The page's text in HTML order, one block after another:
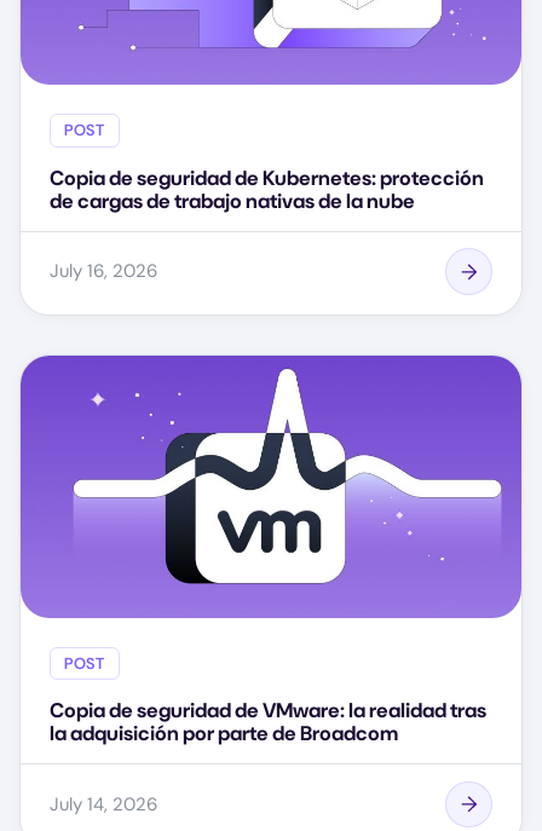
POST
Copia de seguridad de Kubernetes: protección
de cargas de trabajo nativas de la nube
July 16, 2026
POST
Copia de seguridad de VMware: la realidad tras
la adquisición por parte de Broadcom
July 14, 2026